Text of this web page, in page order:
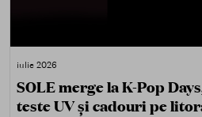
iulie 2026
SOLE merge la K-Pop
teste UV și cadouri pe